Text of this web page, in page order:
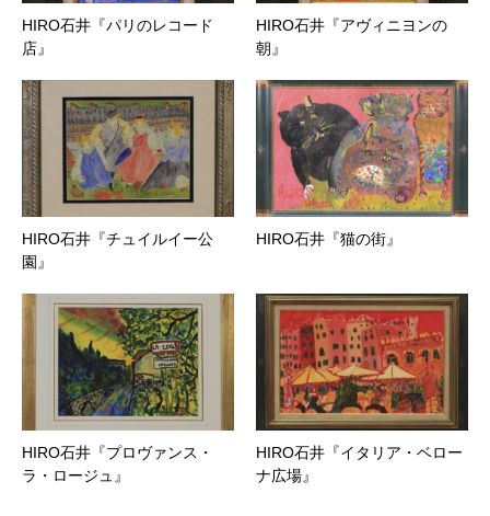
HIRO石井『パリのレコード
店』
HIRO石井『アヴィニヨンの
朝』
HIRO石井『チュイルイー公
園』
HIRO石井『猫の街』
HIRO石井『プロヴァンス・
ラ・ロージュ』
HIRO石井『イタリア・ベロー
ナ広場』